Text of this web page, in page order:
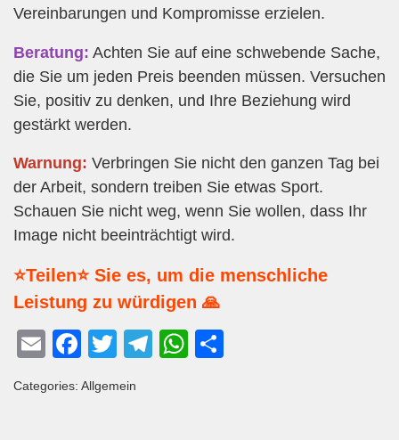
Vereinbarungen und Kompromisse erzielen.
Beratung: Achten Sie auf eine schwebende Sache,
die Sie um jeden Preis beenden müssen. Versuchen
Sie, positiv zu denken, und Ihre Beziehung wird
gestärkt werden.
Warnung: Verbringen Sie nicht den ganzen Tag bei
der Arbeit, sondern treiben Sie etwas Sport.
Schauen Sie nicht weg, wenn Sie wollen, dass Ihr
Image nicht beeinträchtigt wird.
⭐Teilen⭐ Sie es, um die menschliche
Leistung zu würdigen 🙏
E
ail
F
c
T
tt
T
W
Categories: Allgemein